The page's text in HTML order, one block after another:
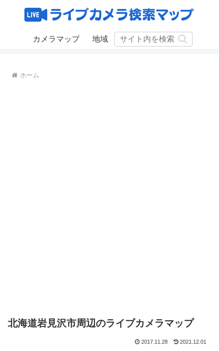
カメラマップ 地域
ホーム
北海道岩見沢市周辺のライブカメラマップ
2017.11.28 2021.12.01